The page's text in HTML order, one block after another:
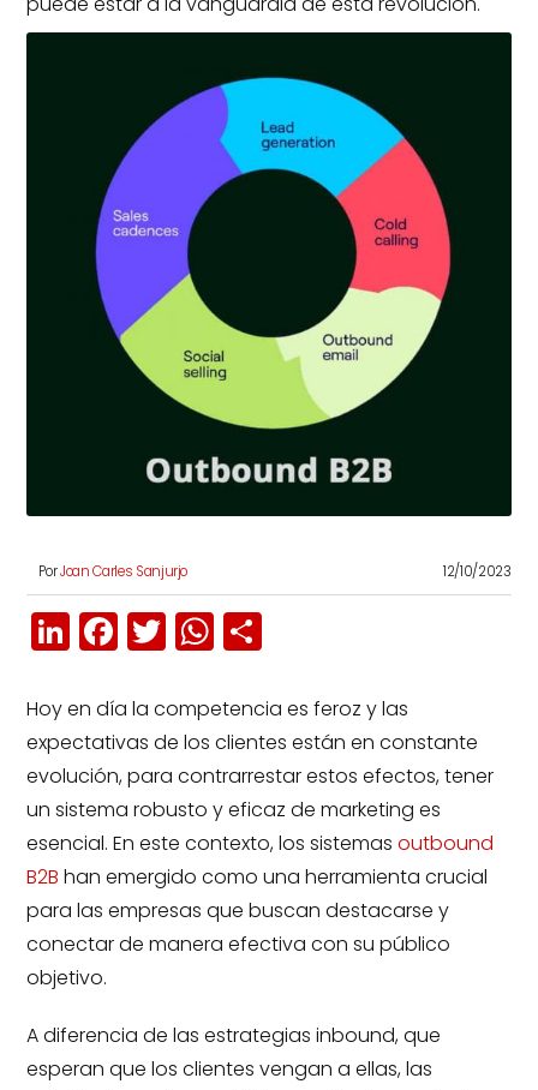
PorJoan Carles Sanjurjo 12/10/2023
LinkedIn
Facebook
TwitterWhatsApp
Hoy en día la competencia es feroz y las
expectativas de los clientes están en constante
evolución, para contrarrestar estos efectos, tener
un sistema robusto y eficaz de marketing es
esencial. En este contexto, los sistemasoutbound
B2B han emergido como una herramienta crucial
para las empresas que buscan destacarse y
conectar de manera efectiva con su público
objetivo.
A diferencia de las estrategias inbound, que
esperan que los clientes vengan a ellas, las